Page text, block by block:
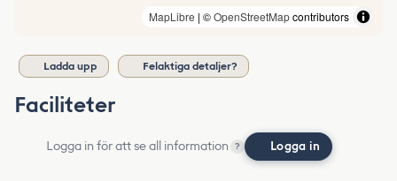
MapLibre | ©OpenStreetMapcontributors
Ladda upp Felaktiga detaljer?
Faciliteter
Logga in för att se all information ? Logga in